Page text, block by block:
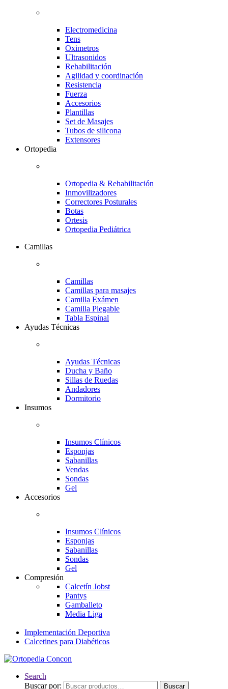
Electromedicina
Tens
Oximetros
Ultrasonidos
Rehabilitación
Agilidad y coordinación
Resistencia
Fuerza
Accesorios
Plantillas
Set de Masajes
Tubos de silicona
Extensores
Ortopedia
Ortopedia & Rehabilitación
Inmovilizadores
Correctores Posturales
Botas
Ortesis
Ortopedia Pediátrica
Camillas
Camillas
Camillas para masajes
Camilla Exámen
Camilla Plegable
Tabla Espinal
Ayudas Técnicas
Ayudas Técnicas
Ducha y Baño
Sillas de Ruedas
Andadores
Dormitorio
Insumos
Insumos Clínicos
Esponjas
Sabanillas
Vendas
Sondas
Gel
Accesorios
Insumos Clínicos
Esponjas
Sabanillas
Sondas
Gel
Compresión
Calcetín Jobst
Pantys
Gamballeto
Media Liga
Implementación Deportiva
Calcetines para Diabéticos
Search
Buscar por:
Buscar